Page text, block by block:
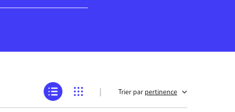
| Trier par pertinence